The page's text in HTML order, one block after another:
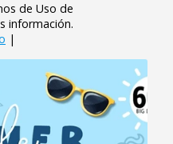
de Uso de
información.
|